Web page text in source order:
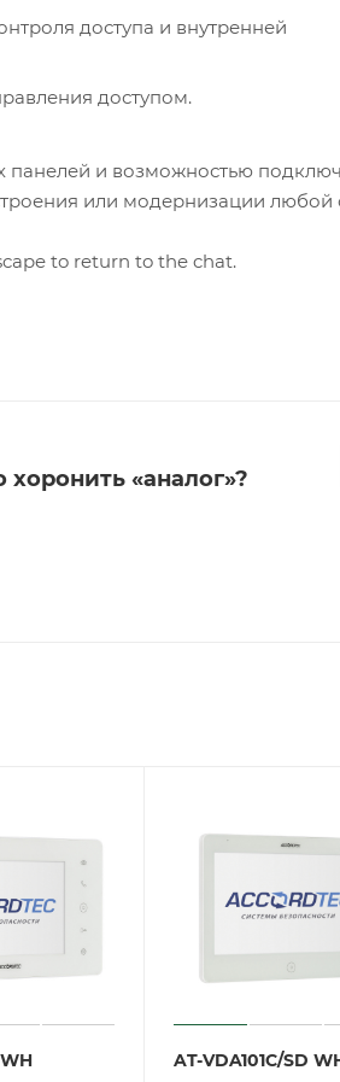
доступа и внутренней
доступом.
панелей и возможностью
или модернизации любой
to return to the chat.
«аналог»?
AT-VDA101C/SD